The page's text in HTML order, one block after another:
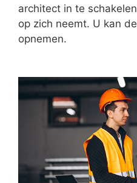
architect in te
op zich neemt. U kan
opnemen.